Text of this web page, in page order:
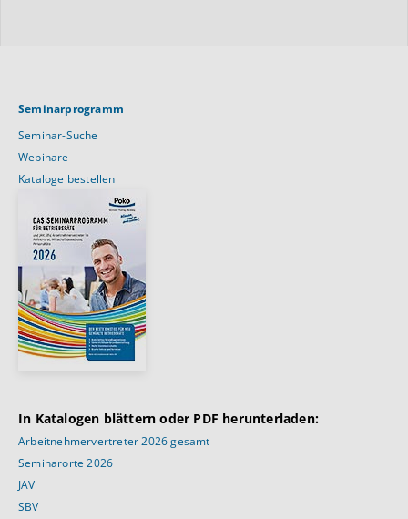
Seminarprogramm
Seminar-Suche
Webinare
Kataloge bestellen
In Katalogen blättern oder PDF herunterladen:
Arbeitnehmervertreter 2026 gesamt
Seminarorte 2026
JAV
SBV